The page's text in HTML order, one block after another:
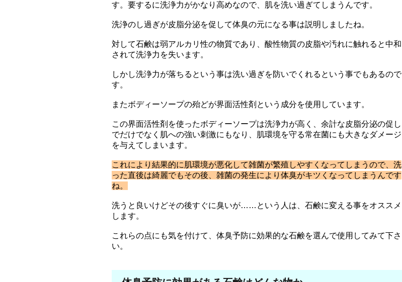
す。要するに洗浄力がかなり高めなので、肌を洗い過ぎてしまうんです。
洗浄のし過ぎが皮脂分泌を促して体臭の元になる事は説明しましたね。
対して石鹸は弱アルカリ性の物質であり、酸性物質の皮脂や汚れに触れると中和
されて洗浄力を失います。
しかし洗浄力が落ちるという事は洗い過ぎを防いでくれるという事でもあるので
す。
またボディーソープの殆どが界面活性剤という成分を使用しています。
この界面活性剤を使ったボディーソープは洗浄力が高く、余計な皮脂分泌の促し
でだけでなく肌への強い刺激にもなり、肌環境を守る常在菌にも大きなダメージ
を与えてしまいます。
これにより結果的に肌環境が悪化して雑菌が繁殖しやすくなってしまうので、洗
った直後は綺麗でもその後、雑菌の発生により体臭がキツくなってしまうんです
ね。
洗うと良いけどその後すぐに臭いが……という人は、石鹸に変える事をオススメ
します。
これらの点にも気を付けて、体臭予防に効果的な石鹸を選んで使用してみて下さ
い。